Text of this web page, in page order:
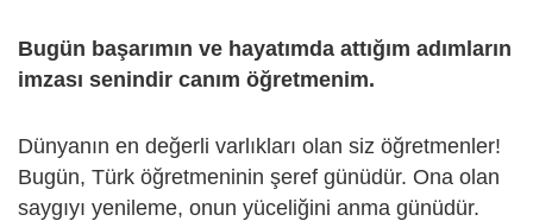
Bugün başarımın ve hayatımda attığım adımların
imzası senindir canım öğretmenim.
Dünyanın en değerli varlıkları olan siz öğretmenler!
Bugün, Türk öğretmeninin şeref günüdür. Ona olan
saygıyı yenileme, onun yüceliğini anma günüdür.